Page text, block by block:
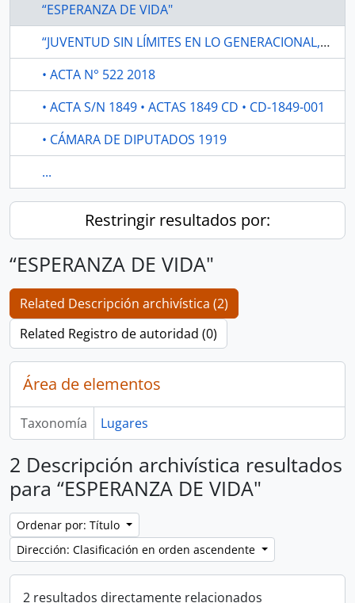
“ESPERANZA DE VIDA"
“JUVENTUD SIN LÍMITES EN LO GENERACIONAL, HACIENDO CAMINO AL ANDAR”.
• ACTA N° 522 2018
• ACTA S/N 1849 • ACTAS 1849 CD • CD-1849-001
• CÁMARA DE DIPUTADOS 1919
...
Restringir resultados por:
“ESPERANZA DE VIDA"
Related Descripción archivística (2)
Related Registro de autoridad (0)
Área de elementos
Taxonomía Lugares
2 Descripción archivística resultados
para “ESPERANZA DE VIDA"
Ordenar por: Título
Dirección: Clasificación en orden ascendente
2 resultados directamente relacionados